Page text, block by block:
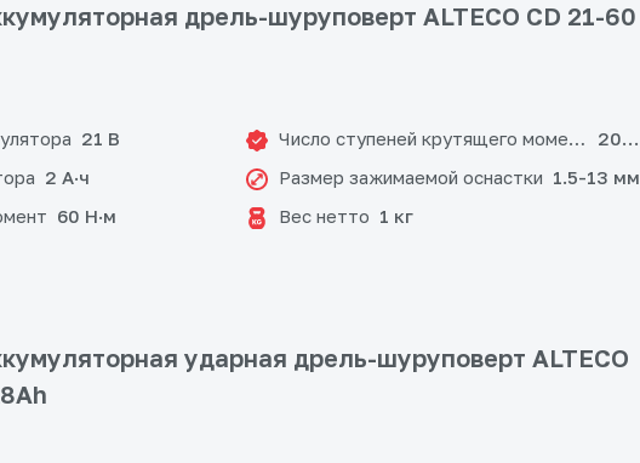
дрель-шуруповерт ALTECO CD 21-60
21 В
2 А·ч
60 Н·м
Число ступеней крутящего момента 20+1
Размер зажимаемой оснастки 1.5-13 мм
Вес нетто 1 кг
ударная дрель-шуруповерт ALTECO